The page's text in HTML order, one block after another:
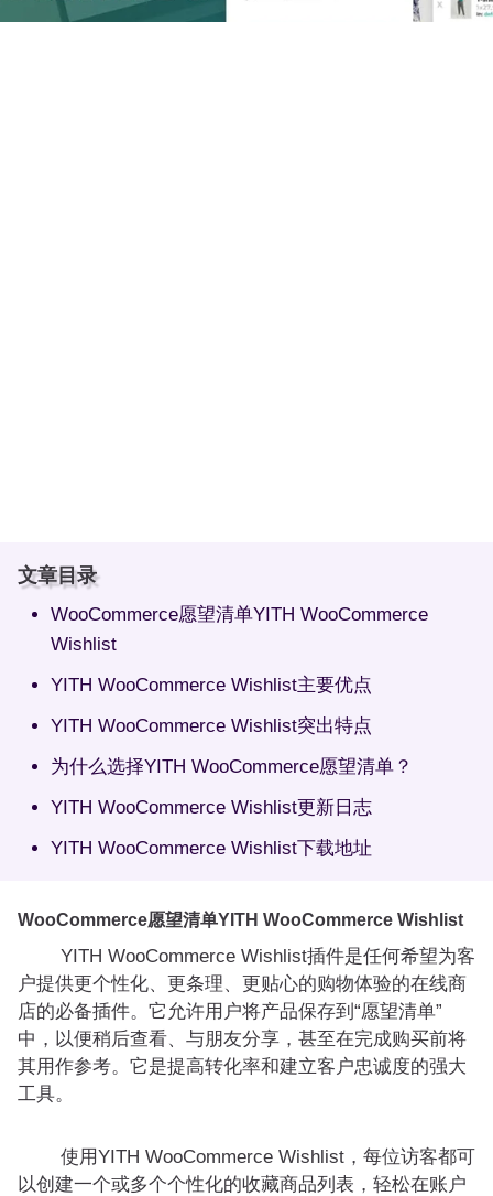
文章目录
WooCommerce愿望清单YITH WooCommerce
Wishlist
YITH WooCommerce Wishlist主要优点
YITH WooCommerce Wishlist突出特点
为什么选择YITH WooCommerce愿望清单？
YITH WooCommerce Wishlist更新日志
YITH WooCommerce Wishlist下载地址
WooCommerce愿望清单YITH WooCommerce Wishlist
YITH WooCommerce Wishlist插件是任何希望为客
户提供更个性化、更条理、更贴心的购物体验的在线商
店的必备插件。它允许用户将产品保存到“愿望清单”
中，以便稍后查看、与朋友分享，甚至在完成购买前将
其用作参考。它是提高转化率和建立客户忠诚度的强大
工具。
使用YITH WooCommerce Wishlist，每位访客都可
以创建一个或多个个性化的收藏商品列表，轻松在账户